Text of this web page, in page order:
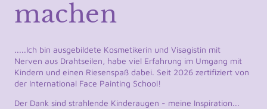
machen
.....Ich bin ausgebildete Kosmetikerin und Visagistin mit
Nerven aus Drahtseilen, habe viel Erfahrung im Umgang mit
Kindern und einen Riesenspaß dabei. Seit 2026 zertifiziert von
der International Face Painting School!
Der Dank sind strahlende Kinderaugen - meine Inspiration...